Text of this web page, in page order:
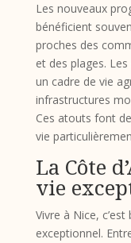
Les nouveaux
bénéficient
proches des
et des plages. Les
un cadre de vie
infrastructures
Ces atouts font
vie
La Côte
vie
Vivre à Nice,
exceptionnel.